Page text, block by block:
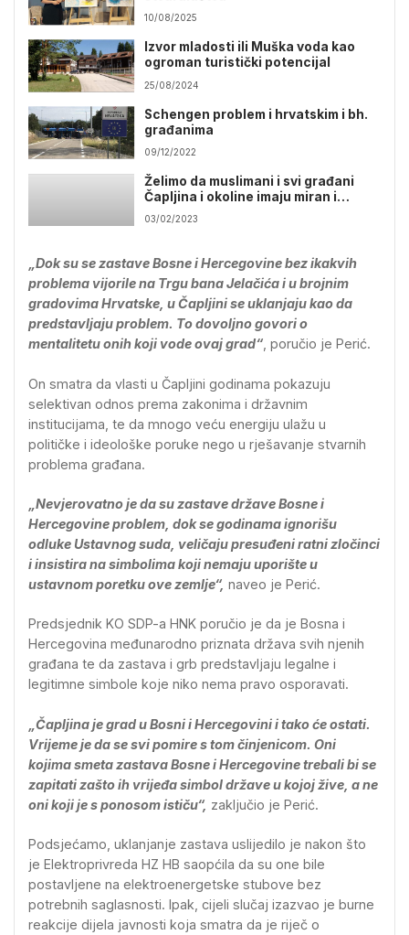
10/08/2025
Izvor mladosti ili Muška voda kao
ogroman turistički potencijal
25/08/2024
Schengen problem i hrvatskim i bh.
građanima
09/12/2022
Želimo da muslimani i svi građani
Čapljina i okoline imaju miran i
dostojanstven život
03/02/2023
„Dok su se zastave Bosne i Hercegovine bez ikakvih
problema vijorile na Trgu bana Jelačića i u brojnim
gradovima Hrvatske, u Čapljini se uklanjaju kao da
predstavljaju problem. To dovoljno govori o
mentalitetu onih koji vode ovaj grad“ , poručio je Perić.
On smatra da vlasti u Čapljini godinama pokazuju
selektivan odnos prema zakonima i državnim
institucijama, te da mnogo veću energiju ulažu u
političke i ideološke poruke nego u rješavanje stvarnih
problema građana.
„Nevjerovatno je da su zastave države Bosne i
Hercegovine problem, dok se godinama ignorišu
odluke Ustavnog suda, veličaju presuđeni ratni zločinci
i insistira na simbolima koji nemaju uporište u
ustavnom poretku ove zemlje“, naveo je Perić.
Predsjednik KO SDP-a HNK poručio je da je Bosna i
Hercegovina međunarodno priznata država svih njenih
građana te da zastava i grb predstavljaju legalne i
legitimne simbole koje niko nema pravo osporavati.
„Čapljina je grad u Bosni i Hercegovini i tako će ostati.
Vrijeme je da se svi pomire s tom činjenicom. Oni
kojima smeta zastava Bosne i Hercegovine trebali bi se
zapitati zašto ih vrijeđa simbol države u kojoj žive, a ne
oni koji je s ponosom ističu“, zaključio je Perić.
Podsjećamo, uklanjanje zastava uslijedilo je nakon što
je Elektroprivreda HZ HB saopćila da su one bile
postavljene na elektroenergetske stubove bez
potrebnih saglasnosti. Ipak, cijeli slučaj izazvao je burne
reakcije dijela javnosti koja smatra da je riječ o